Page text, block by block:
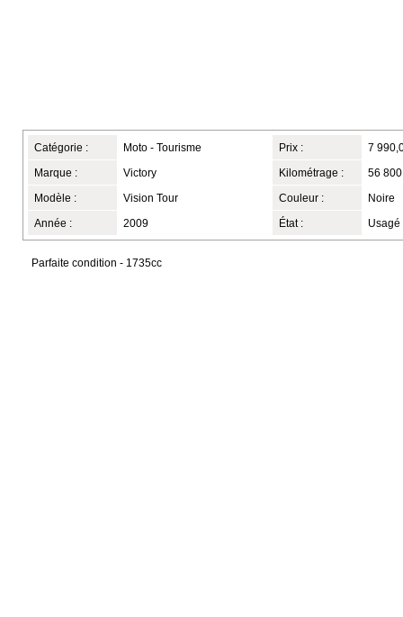
Catégorie : Moto - Tourisme
Marque : Victory
Modèle : Vision Tour
Année : 2009
Prix : 7
Kilométrage : 56
Couleur : Noire
État : Usagé
Parfaite condition - 1735cc